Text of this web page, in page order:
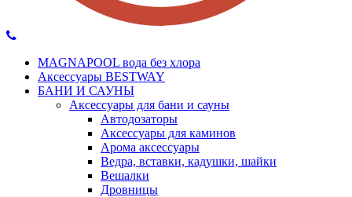
MAGNAPOOL вода без хлора
Аксессуары BESTWAY
БАНИ И САУНЫ
Аксессуары для бани и сауны
Автодозаторы
Аксессуары для каминов
Арома аксессуары
Ведра, вставки, кадушки, шайки
Вешалки
Дровницы